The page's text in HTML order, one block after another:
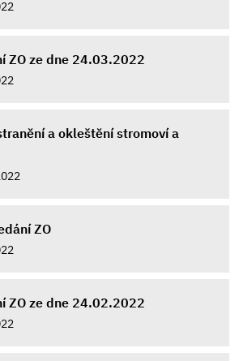
ZO ze dne 24.03.2022
a okleštění stromoví a
ZO
ZO ze dne 24.02.2022